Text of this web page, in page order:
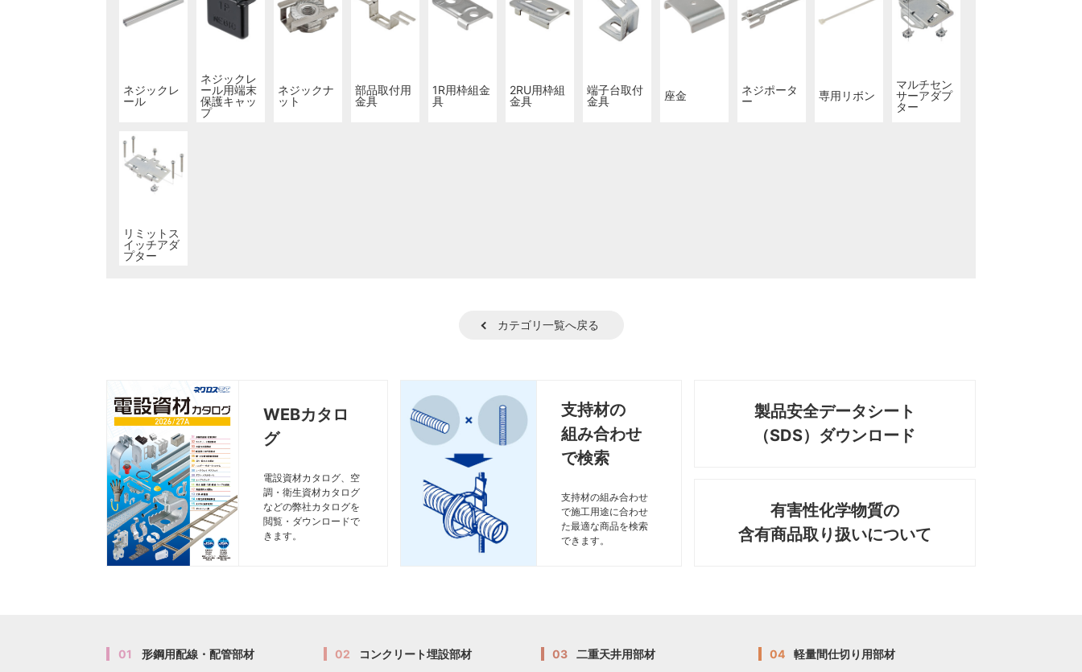
ネジックレ
ール
ネジックレ
ール用端末
保護キャッ
プ
ネジックナ
ット
部品取付用
金具
1R用枠組金
具
2RU用枠組
金具
端子台取付
金具
座金
ネジポータ
ー
専用リボン
マルチセン
サーアダプ
ター
リミットス
イッチアダ
プター
カテゴリ一覧へ戻る
WEBカタロ
グ
電設資材カタログ、空
調・衛生資材カタログ
などの弊社カタログを
閲覧・ダウンロードで
きます。
支持材の
組み合わせ
で検索
支持材の組み合わせ
で施工用途に合わせ
た最適な商品を検索
できます。
製品安全データシート
（SDS）ダウンロード
有害性化学物質の
含有商品取り扱いについて
01 形鋼用配線・配管部材 02 コンクリート埋設部材 03 二重天井用部材 04 軽量間仕切り用部材